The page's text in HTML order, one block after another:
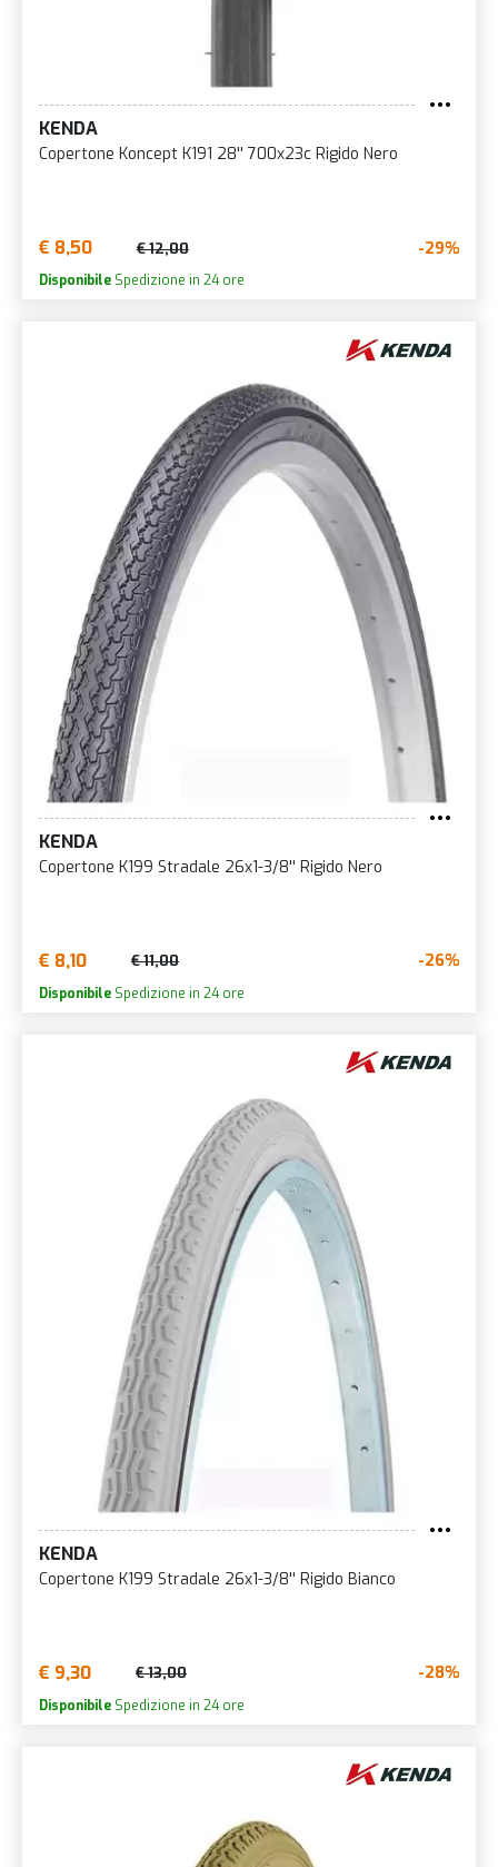
KENDA
Copertone Koncept K191 28'' 700x23c Rigido Nero
€ 8,50 € 12,00 -29%
Disponibile Spedizione in 24 ore
KENDA
Copertone K199 Stradale 26x1-3/8'' Rigido Nero
€ 8,10 € 11,00 -26%
Disponibile Spedizione in 24 ore
KENDA
Copertone K199 Stradale 26x1-3/8'' Rigido Bianco
€ 9,30 € 13,00 -28%
Disponibile Spedizione in 24 ore